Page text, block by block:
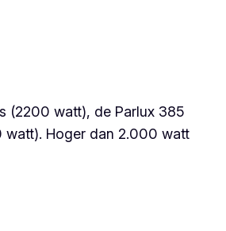
(2200 watt), de Parlux 385
watt). Hoger dan 2.000 watt